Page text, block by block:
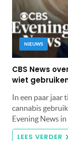
NIEUWS
CBS News
wiet
In een paar jaar
cannabis
Evening News
LEES VERDER